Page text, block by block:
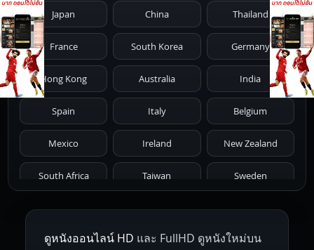
1981 1980 1979 1978 1977
1976 1975 1974 1973 1972
1971 1970 1969 1968 1967
1966 1965 1964 1963 1962
1959 1955
1945 1942 1941 1940 1939
Japan China Thailand
France South Korea Germany
Hong Kong Australia India
Spain Italy Belgium
Mexico Ireland New Zealand
South Africa Taiwan Sweden
Netherlands Russia Poland
Hungary Denmark Bulgaria
ดูหนังออนไลน์ HD และ FullHD ดูหนังใหม่บน